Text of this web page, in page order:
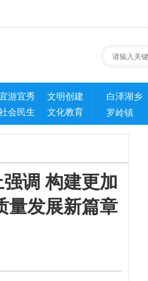
游宜秀
文明创建
会民生 文化教育
白泽湖乡
罗岭镇
调 构建更加
量发展新篇章